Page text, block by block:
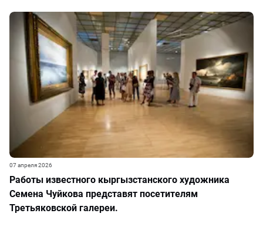
Работы известного кыргызстанского художника
Семена Чуйкова представят посетителям
Третьяковской галереи.
07 апреля 2026